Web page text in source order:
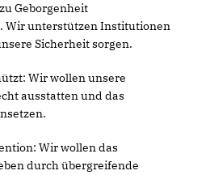
Geborgenheit
Wir unterstützen Institutionen
Sicherheit sorgen.
Wir wollen unsere
ausstatten und das
Wir wollen das
durch übergreifende